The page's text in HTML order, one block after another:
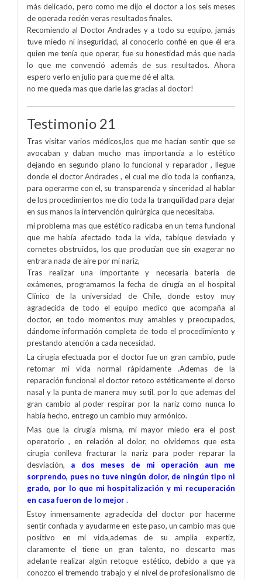
más delicado, pero como me dijo el doctor a los seis meses
de operada recién veras resultados finales.
Recomiendo al Doctor Andrades y a todo su equipo, jamás
tuve miedo ni inseguridad, al conocerlo confié en que él era
quien me tenía que operar, fue su honestidad más que nada
lo que me convenció además de sus resultados. Ahora
espero verlo en julio para que me dé el alta.
no me queda mas que darle las gracias al doctor!
Testimonio 21
Tras visitar varios médicos,los que me hacían sentir que se
avocaban y daban mucho mas importancia a lo estético
dejando en segundo plano lo funcional y reparador , llegue
donde el doctor Andrades , el cual me dio toda la confianza,
para operarme con el, su transparencia y sinceridad al hablar
de los procedimientos me dio toda la tranquilidad para dejar
en sus manos la intervención quirúrgica que necesitaba.
mi problema mas que estético radicaba en un tema funcional
que me había afectado toda la vida, tabique desviado y
cornetes obstruidos, los que producían que sin exagerar no
entrara nada de aire por mi nariz,
Tras realizar una importante y necesaria batería de
exámenes, programamos la fecha de cirugía en el hospital
Clínico de la universidad de Chile, donde estoy muy
agradecida de todo el equipo medico que acompaña al
doctor, en todo momentos muy amables y preocupados,
dándome información completa de todo el procedimiento y
prestando atención a cada necesidad.
La cirugía efectuada por el doctor fue un gran cambio, pude
retomar mi vida normal rápidamente .Ademas de la
reparación funcional el doctor retoco estéticamente el dorso
nasal y la punta de manera muy sutil. por lo que ademas del
gran cambio al poder respirar por la nariz como nunca lo
había hecho, entrego un cambio muy armónico.
Mas que la cirugía misma, mi mayor miedo era el post
operatorio , en relación al dolor, no olvidemos que esta
cirugía conlleva fracturar la nariz para poder reparar la
desviación, a dos meses de mi operación aun me
sorprendo, pues no tuve ningún dolor, de ningún tipo ni
grado, por lo que mi hospitalización y mi recuperación
en casa fueron de lo mejor.
Estoy inmensamente agradecida del doctor por hacerme
sentir confiada y ayudarme en este paso, un cambio mas que
positivo en mi vida,ademas de su amplia expertiz,
claramente el tiene un gran talento, no descarto mas
adelante realizar algún retoque estético, debido a que ya
conozco el tremendo trabajo y el nivel de profesionalismo de